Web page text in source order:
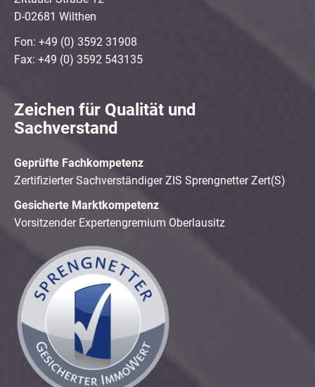
D-02681 Wilthen
Fon: +49 (0) 3592 31908
Fax: +49 (0) 3592 543135
Zeichen für Qualität und
Sachverstand
Geprüfte Fachkompetenz
Zertifizierter Sachverständiger ZIS Sprengnetter Zert(S)
Gesicherte Marktkompetenz
Vorsitzender Expertengremium Oberlausitz